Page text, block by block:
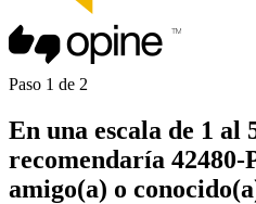
Paso 1 de 2
En una escala de 1 al
recomendaría 42480-
amigo(a) o